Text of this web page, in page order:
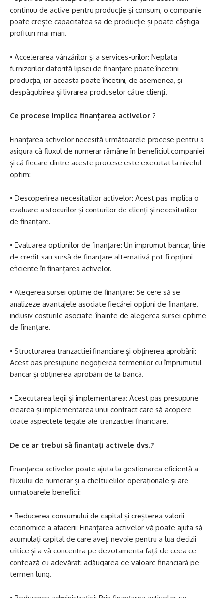
continuu de active pentru producție și consum, o companie
poate crește capacitatea sa de producție și poate câștiga
profituri mai mari.
• Accelerarea vânzărilor și a services-urilor: Neplata
furnizorilor datorită lipsei de finanțare poate încetini
producția, iar aceasta poate încetini, de asemenea, și
despăgubirea și livrarea produselor către clienți.
Ce procese implica finanțarea activelor ?
Finanțarea activelor necesită următoarele procese pentru a
asigura că fluxul de numerar rămâne în beneficiul companiei
și că fiecare dintre aceste procese este executat la nivelul
optim:
• Descoperirea necesitatilor activelor: Acest pas implica o
evaluare a stocurilor și conturilor de clienți și necesitatilor
de finanțare.
• Evaluarea optiunilor de finanțare: Un împrumut bancar, linie
de credit sau sursă de finanțare alternativă pot fi opțiuni
eficiente în finanțarea activelor.
• Alegerea sursei optime de finanțare: Se cere să se
analizeze avantajele asociate fiecărei opțiuni de finanțare,
inclusiv costurile asociate, înainte de alegerea sursei optime
de finanțare.
• Structurarea tranzactiei financiare și obținerea aprobării:
Acest pas presupune negoțierea termenilor cu împrumutul
bancar și obținerea aprobării de la bancă.
• Executarea legii și implementarea: Acest pas presupune
crearea și implementarea unui contract care să acopere
toate aspectele legale ale tranzactiei financiare.
De ce ar trebui să finanțați activele dvs.?
Finanțarea activelor poate ajuta la gestionarea eficientă a
fluxului de numerar și a cheltuielilor operaționale și are
urmatoarele beneficii:
• Reducerea consumului de capital și creșterea valorii
economice a afacerii: Finanțarea activelor vă poate ajuta să
acumulați capital de care aveți nevoie pentru a lua decizii
critice și a vă concentra pe devotamenta față de ceea ce
contează cu adevărat: adăugarea de valoare financiară pe
termen lung.